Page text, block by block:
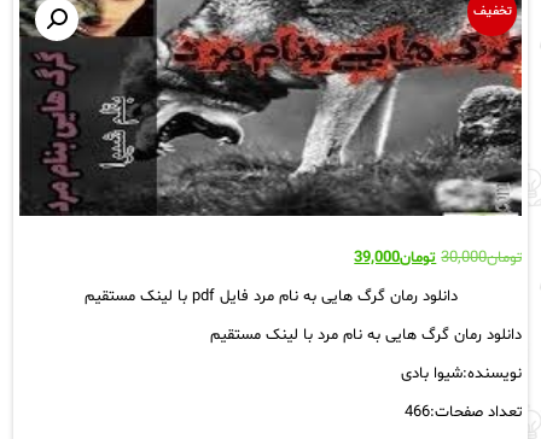
تخفیف
تومان30,000 قیمت
تومان30,000
بود.
تومان39,000قیمت
تومان39,000.
دانلود رمان گرگ هایی به نام مرد فایل pdf با لینک مستقیم
دانلود رمان گرگ هایی به نام مرد با لینک مستقیم
نویسنده:شیوا بادی
تعداد صفحات:466